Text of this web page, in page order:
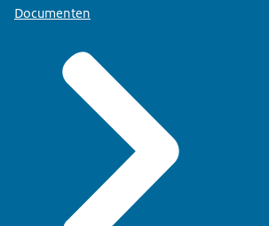
Documenten